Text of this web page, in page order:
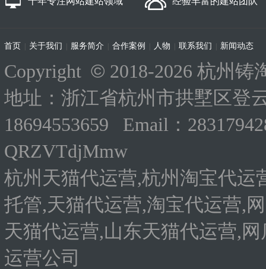
首页 关于我们 服务简介 合作案例 人物 联系我们 新闻动态
Copyright © 2018-2026 杭州铸
地址：浙江省杭州市拱墅区登
18694553659 Email：
QRZVTdjMmw
杭州天猫代运营,杭州淘宝代运
托管,天猫代运营,淘宝代运营,
天猫代运营,山东天猫代运营,
运营公司